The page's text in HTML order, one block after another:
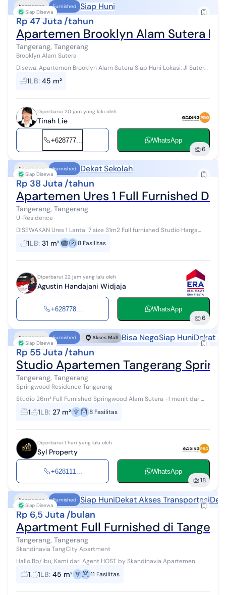
Siap Disewa
Apartemen Furnished Siap Huni
Rp 47 Juta /tahun
Apartemen Brooklyn Alam Sutera
Tangerang, Tangerang
Brooklyn Alam Sutera
Disewa: Apartemen Brooklyn Alam Sutera Siap Huni Lokasi: Jl Sutera
Boulevard Kav 22-26 Pakualam, Tangerang Selatan, Banten Luas
tanah 45 M2 Luas...
1LB: 45 m²
Diperbarui 20 jam yang lalu oleh
Tinah Lie
+628777... WhatsApp
6
Siap Disewa
Apartemen Furnished Dekat Sekolah
Rp 38 Juta /tahun
Apartemen Ures 1 Full Furnished
Tangerang, Tangerang
U-Residence
DISEWAKAN Ures 1 Lantai 7 size 31m2 Full furnished Studio Harga
38jt/th nego AGUSTIN 0877xxxxxxxx Era Fiesta Karawaci
1LB: 31 m² 8 Fasilitas
Diperbarui 22 jam yang lalu oleh
Agustin Handajani Widjaja
+628778... WhatsApp
6
Siap Disewa
Apartemen Furnished Akses Mall Bisa NegoSiap HuniDekat
Rp 55 Juta /tahun
Studio Apartemen Tangerang
Tangerang, Tangerang
Springwood Residence Tangerang
Studio 26m² Full Furnished Springwood Alam Sutera -1 menit dari
exit tol, 2 menit ke Binus University, free shuttle bus ke Mall Alam
Sutera & Binu...
1 1LB: 27 m² 8 Fasilitas
Diperbarui 1 hari yang lalu oleh
Syl Property
+628111... WhatsApp
18
Siap Disewa
Apartemen Furnished Siap HuniDekat Akses Transportasi
Rp 6,5 Juta /bulan
Apartment Full Furnished di
Tangerang, Tangerang
Skandinavia TangCity Apartment
Hallo Bp/Ibu, Kami dari Agent HOST by Skandinavia Apartemen
#WTR #Disewakan dapat disewa perbulan/bulanan/tahunan Akses
: Tol Jakarta - Tangerang...
1 1LB: 45 m² 11 Fasilitas